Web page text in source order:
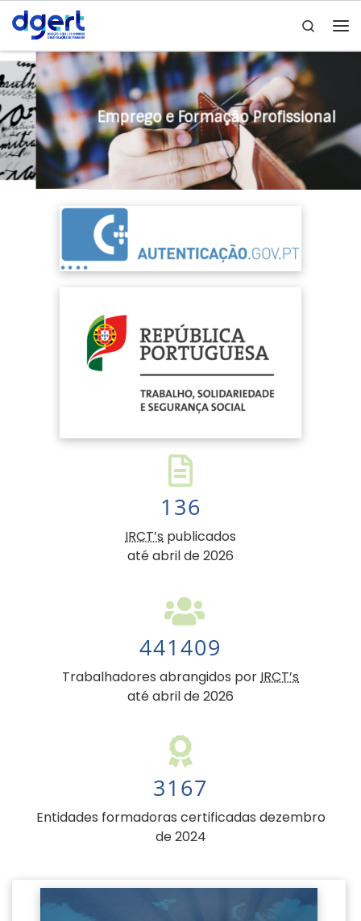
Skip to content Search
Emprego e Formação Profissional
136
IRCT’s publicados
até abril de 2026
441409
Trabalhadores abrangidos por IRCT’s
até abril de 2026
3167
Entidades formadoras certificadas dezembro
de 2024